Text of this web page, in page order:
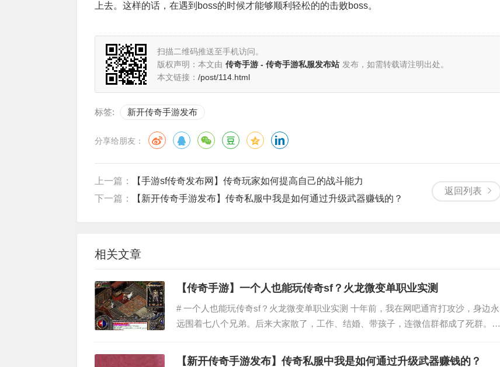
上去。这样的话，在遇到boss的时候才能够顺利轻松的的击败boss。
扫描二维码推送至手机访问。
版权声明：本文由 传奇手游 - 传奇手游私服发布站 发布，如需转载请注明出处。
本文链接： /post/114.html
标签: 新开传奇手游发布
分享给朋友：
返回列表
上一篇：
【手游sf传奇发布网】传奇玩家如何提高自己的战斗能力
下一篇：
【新开传奇手游发布】传奇私服中我是如何通过升级武器赚钱的？
相关文章
【传奇手游】一个人也能玩传奇sf？火龙微变单职业实测
# 一个人也能玩传奇sf？火龙微变单职业实测 十年前，我在网吧通宵打攻沙，身边永
远围着七八个兄弟。后来大家散了，工作、结婚、带孩子，连微信群都成了死群。我
人发了一张攻...
【新开传奇手游发布】传奇私服中我是如何通过升级武器赚钱的？